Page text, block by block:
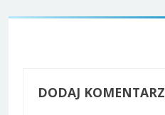
DODAJ KOMENTARZ